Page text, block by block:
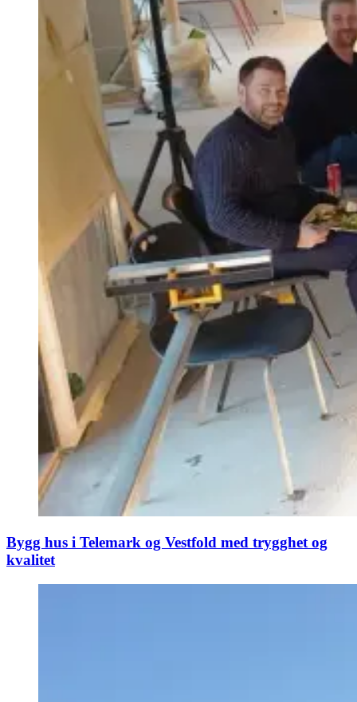
Bygg hus i Telemark og Vestfold med trygghet og
kvalitet